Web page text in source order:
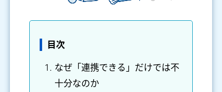
目次
なぜ「連携できる」だけでは不
十分なのか